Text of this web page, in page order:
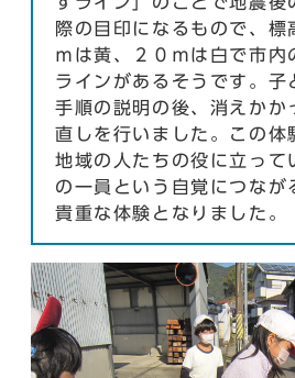
際の目印になるもので、標
ｍは黄、２０ｍは白で市内
ラインがあるそうです。子
手順の説明の後、消えかか
直しを行いました。この体
地域の人たちの役に立って
の一員という自覚につなが
貴重な体験となりました。